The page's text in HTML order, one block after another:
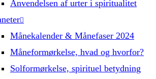
Anvendelsen af urter i spiritualitet
Månekalender & Månefaser 2024
Måneformørkelse, hvad og hvorfor?
Solformørkelse, spirituel betydning